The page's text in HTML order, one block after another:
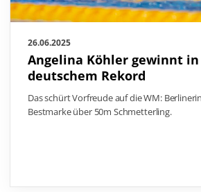
26.06.2025
Angelina Köhler gewinnt
deutschem Rekord
Das schürt Vorfreude auf die WM:
Bestmarke über 50m Schmetterling.